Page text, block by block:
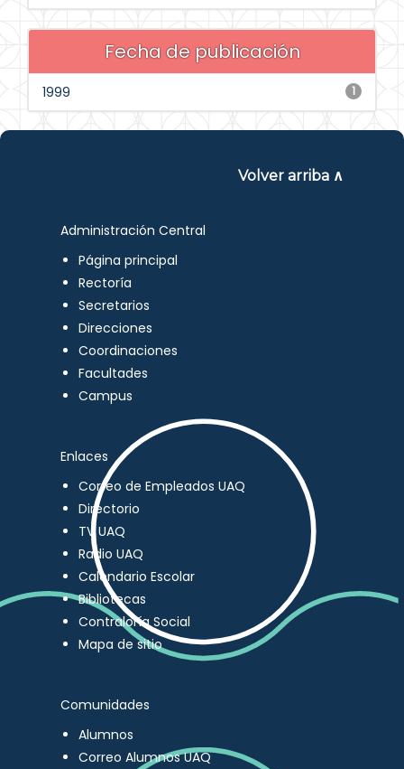
Fecha de publicación
1
1999
Volver arriba ∧
Administración Central
Página principal
Rectoría
Secretarios
Direcciones
Coordinaciones
Facultades
Campus
Enlaces
Correo de Empleados UAQ
Directorio
TV UAQ
Radio UAQ
Calendario Escolar
Bibliotecas
Contraloría Social
Mapa de sitio
Comunidades
Alumnos
Correo Alumnos UAQ